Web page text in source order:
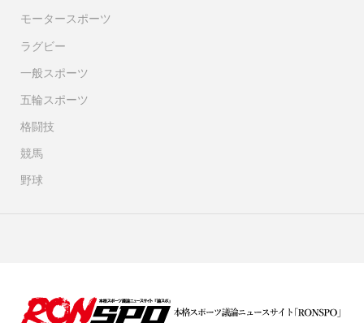
モータースポーツ
ラグビー
一般スポーツ
五輪スポーツ
格闘技
競馬
野球